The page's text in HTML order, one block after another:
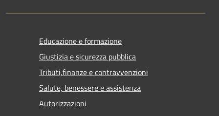
Educazione e formazione
Giustizia e sicurezza pubblica
Tributi,finanze e contravvenzioni
Salute, benessere e assistenza
Autorizzazioni